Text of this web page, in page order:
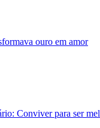
ouro em amor
Conviver para ser